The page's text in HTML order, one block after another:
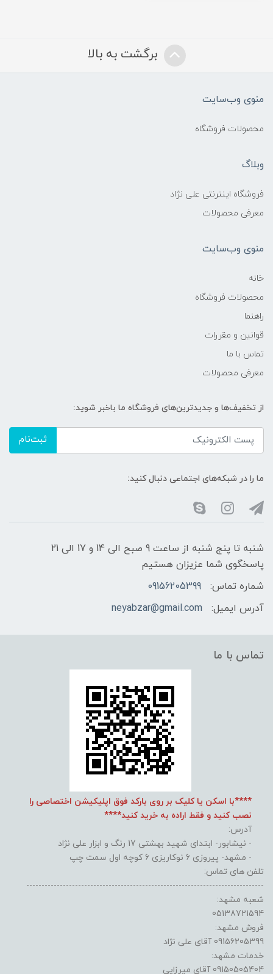
برگشت به بالا
منوی وب‌سایت
محصولات فروشگاه
وبلاگ
فروشگاه اینترنتی علی نژاد
معرفی محصولات
منوی وب‌سایت
خانه
محصولات فروشگاه
راهنما
قوانین و مقررات
تماس با ما
معرفی محصولات
از تخفیف‌ها و جدیدترین‌های فروشگاه ما باخبر شوید:
ثبت‌نام
ما را در شبکه‌های اجتماعی دنبال کنید:
شنبه تا پنج شنبه از ساعت 9 صبح الی 14 و 17 الی 21
پاسخگوی شما عزیزان هستیم
شماره تماس:
09156205399
آدرس ایمیل:
neyabzar@gmail.com
تماس با ما
****با اسکن یا کلیک بر روی بارکد فوق اپلیکیشن اختصاصی را
نصب کنید و فقط اراده به خرید کنید****
آدرس:
- نیشابور- ابتدای شهید بهشتی 17 رنگ و ابزار علی نژاد
- مشهد- پیروزی 6 نوکاریزی 6 کوچه اول سمت چپ
تلفن های تماس:
------------------------------------------------------------------------------
شعبه مشهد:
05138721594
فروش مشهد:
09156205399 آقای علی نژاد
خدمات مشهد:
09150505404 آقای میرزایی